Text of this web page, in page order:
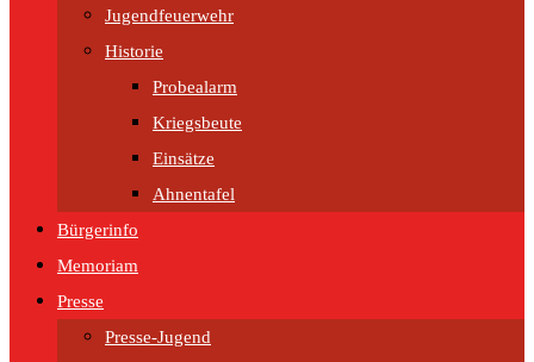
Jugendfeuerwehr
Historie
Probealarm
Kriegsbeute
Einsätze
Ahnentafel
Bürgerinfo
Memoriam
Presse
Presse-Jugend